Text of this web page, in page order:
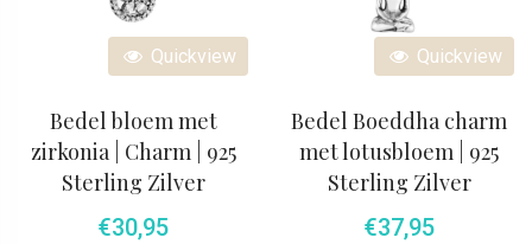
Quickview
Bedel bloem met
zirkonia | Charm | 925
Sterling Zilver
€30,95
Quickview
Bedel Boeddha charm
met lotusbloem | 925
Sterling Zilver
€37,95